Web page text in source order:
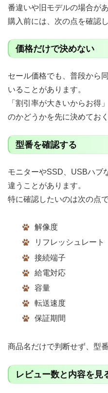
番違いや旧モデルの場合があ
購入前には、次の点を確認
価格だけで決めない
セール価格でも、普段から
いることがあります。
「割引率が大きいからお得
のかどうかを先に決めてお
型番を確認する
モニターやSSD、USBハブ
違うことがあります。
特に確認したいのは次の点で
解像度
リフレッシュレート
接続端子
給電対応
容量
転送速度
保証期間
商品名だけで判断せず、型
レビュー数と内容を見